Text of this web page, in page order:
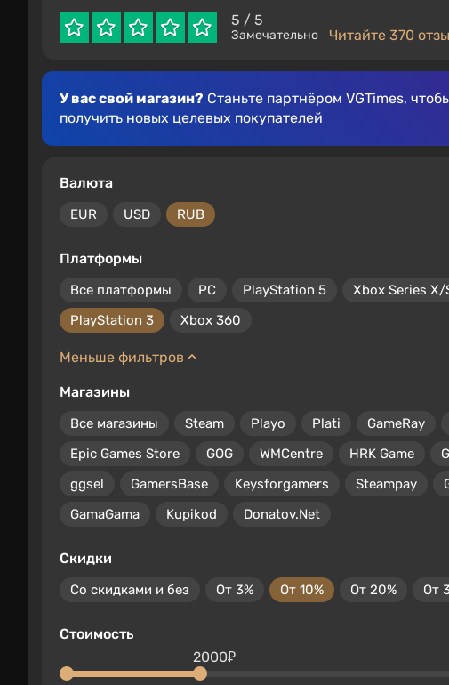
5 / 5
Замечательно Читайте 370
У вас свой магазин? Станьте партнёром VGTimes,
получить новых целевых покупателей
Валюта
EUR USD RUB
Платформы
Все платформы PC PlayStation 5 Xbox Series X/
PlayStation 3
Xbox 360
Меньше фильтров
Магазины
Все магазины Steam Playo Plati GameRay
Epic Games Store
GOG WMCentre HRK Game
ggsel
GamersBase Keysforgamers Steampay
GamaGama
Kupikod Donatov.Net
Скидки
Со скидками и без От 3% От 10% От 20% От
Стоимость
2000₽